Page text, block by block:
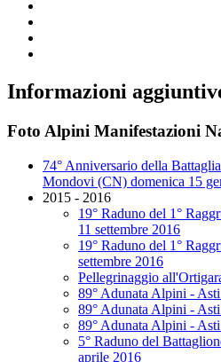
Informazioni
Foto Alpini Manifestazioni
74° Anniversario della
Mondovi (CN) domenica 15
2015 - 2016
19° Raduno del 1°
11 settembre 2016
19° Raduno del 1°
settembre 2016
Pellegrinaggio
89° Adunata Alpini -
89° Adunata Alpini -
89° Adunata Alpini -
5° Raduno del
aprile 2016